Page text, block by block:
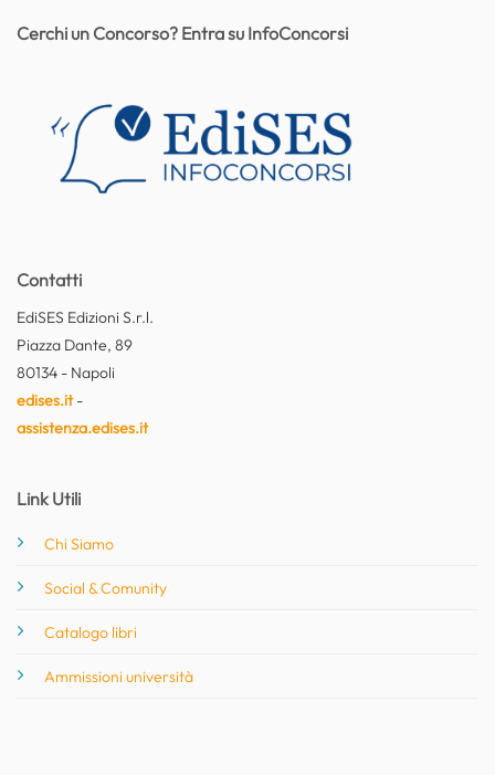
Contatti
EdiSES Edizioni S.r.l.
Piazza Dante, 89
80134 - Napoli
edises.it-
assistenza.edises.it
Link Utili
Chi Siamo
Social & Comunity
Catalogo libri
Ammissioni università
Cerchi un Concorso? Entra su InfoConcorsi